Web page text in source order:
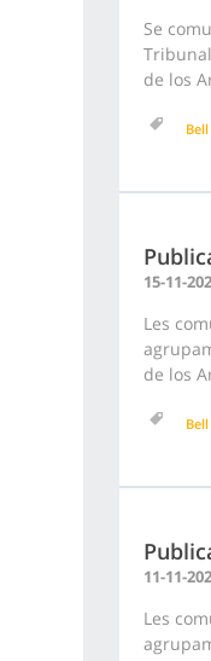
Se
de los
15-11-
Les
de los
11-11-
Les